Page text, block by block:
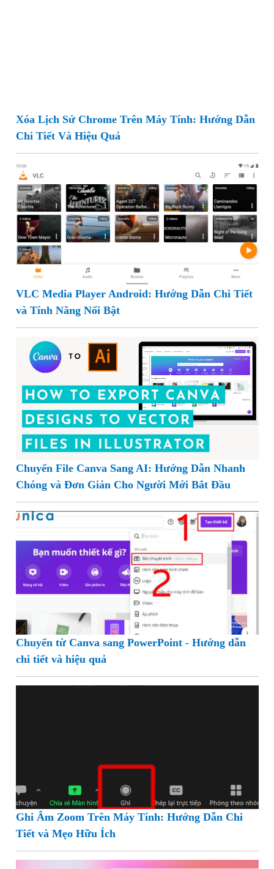
Xóa Lịch Sử Chrome Trên Máy Tính: Hướng Dẫn
Chi Tiết Và Hiệu Quả
VLC Media Player Android: Hướng Dẫn Chi Tiết
và Tính Năng Nổi Bật
Chuyển File Canva Sang AI: Hướng Dẫn Nhanh
Chóng và Đơn Giản Cho Người Mới Bắt Đầu
Chuyển từ Canva sang PowerPoint - Hướng dẫn
chi tiết và hiệu quả
Ghi Âm Zoom Trên Máy Tính: Hướng Dẫn Chi
Tiết và Mẹo Hữu Ích